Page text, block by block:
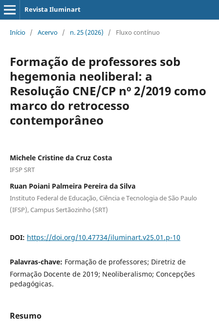
Revista Iluminart
Início / Acervo / n. 25 (2026) / Fluxo contínuo
Formação de professores sob
hegemonia neoliberal: a
Resolução CNE/CP nº 2/2019 como
marco do retrocesso
contemporâneo
Michele Cristine da Cruz Costa
IFSP SRT
Ruan Poiani Palmeira Pereira da Silva
Instituto Federal de Educação, Ciência e Tecnologia de São Paulo
(IFSP), Campus Sertãozinho (SRT)
DOI: https://doi.org/10.47734/iluminart.v25.01.p-10
Palavras-chave: Formação de professores; Diretriz de
Formação Docente de 2019; Neoliberalismo; Concepções
pedagógicas.
Resumo